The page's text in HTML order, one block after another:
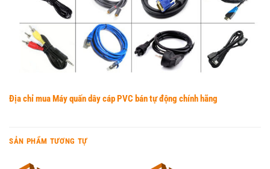
Địa chỉ mua Máy quấn dây cáp PVC bán tự động chính hãng
SẢN PHẨM TƯƠNG TỰ